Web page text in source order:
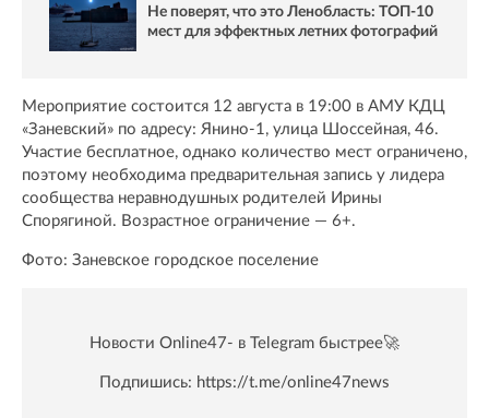
Не поверят, что это Ленобласть: ТОП-10
мест для эффектных летних фотографий
Мероприятие состоится 12 августа в 19:00 в АМУ КДЦ
«Заневский» по адресу: Янино-1, улица Шоссейная, 46.
Участие бесплатное, однако количество мест ограничено,
поэтому необходима предварительная запись у лидера
сообщества неравнодушных родителей Ирины
Спорягиной. Возрастное ограничение — 6+.
Фото: Заневское городское поселение
Новости Online47- в Telegram быстрее🚀
Подпишись: https://t.me/online47news